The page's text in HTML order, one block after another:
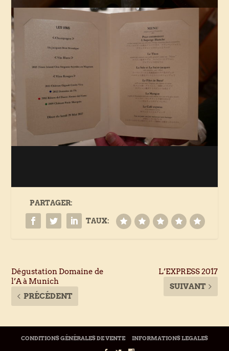
PARTAGER:
TAUX:
Dégustation Domaine de
l’A à Munich
PRÉCÉDENT
L’EXPRESS 2017
SUIVANT
CONDITIONS GÉNÉRALES DE VENTE INFORMATIONS LEGALES